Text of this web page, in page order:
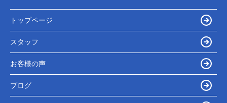
トップページ
スタッフ
お客様の声
ブログ